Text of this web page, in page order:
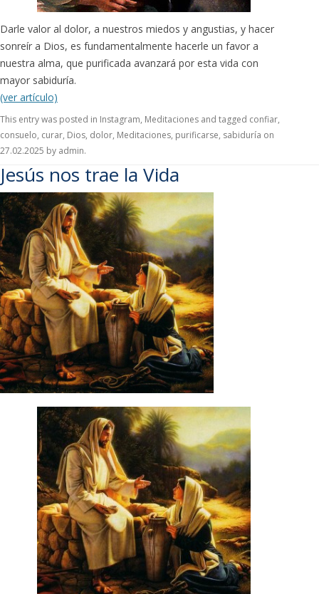
Darle valor al dolor, a nuestros miedos y angustias, y hacer
sonreír a Dios, es fundamentalmente hacerle un favor a
nuestra alma, que purificada avanzará por esta vida con
mayor sabiduría.
(ver artículo)
This entry was posted in Instagram, Meditaciones and tagged confiar,
consuelo, curar, Dios, dolor, Meditaciones, purificarse, sabiduría on
27.02.2025 by admin.
Jesús nos trae la Vida